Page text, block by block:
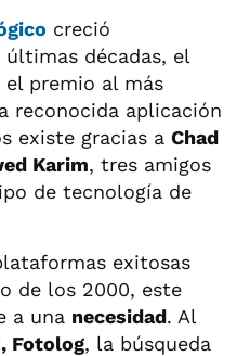
creció
décadas, el
el premio al más
reconocida aplicación
existe gracias a Chad
Karim, tres amigos
de tecnología de
exitosas
de los 2000, este
a una necesidad. Al
Fotolog, la búsqueda